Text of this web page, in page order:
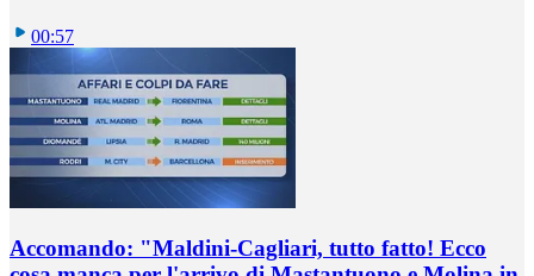
00:57
Accomando: "Maldini-Cagliari, tutto fatto! Ecco